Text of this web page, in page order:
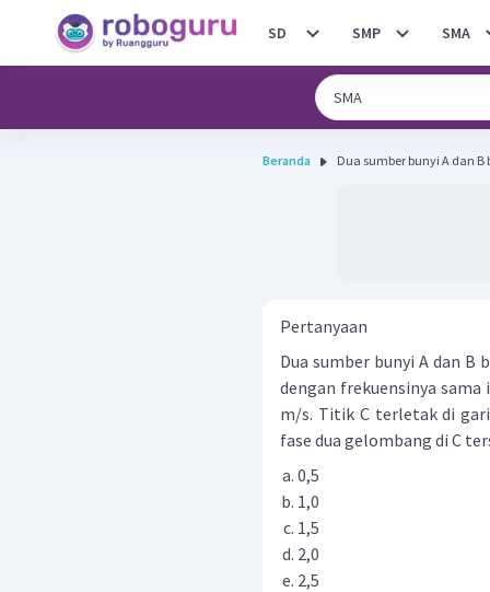
SD SMP SMA
Beranda Dua sumber bunyi A dan
Pertanyaan
Dua sumber bunyi A dan B
dengan frekuensinya sama
m/s. Titik C terletak di
fase dua gelombang di C
0,5
1,0
1,5
2,0
2,5